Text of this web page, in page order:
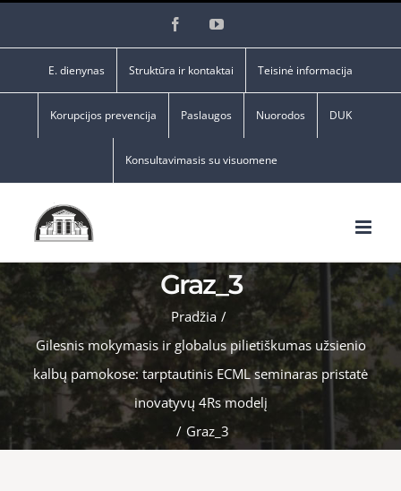
FacebookYouTube
E. dienynas Struktūra ir kontaktai Teisinė informacija
Korupcijos prevencija Paslaugos Nuorodos DUK
Konsultavimasis su visuomene
Graz_3
Pradžia /
Gilesnis mokymasis ir globalus pilietiškumas užsienio
kalbų pamokose: tarptautinis ECML seminaras pristatė
inovatyvų 4Rs modelį
/ Graz_3